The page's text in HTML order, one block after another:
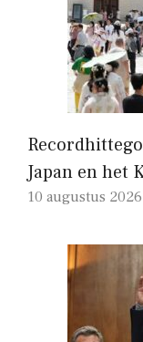
Japan en het
10 augustus 2026